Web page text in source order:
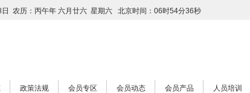
农历：丙午年 六月廿六 星期六 北京时间：06时54分37秒
政策法规 会员专区 会员动态 会员产品 人员培训